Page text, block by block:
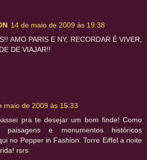
14 de maio de 2009 às 19:38
AMO PARIS E NY, RECORDAR É VIVER,
DE VIAJAR!!
maio de 2009 às 15:33
pra te desejar um bom finde! Como
paisagens e monumentos históricos
no Pepper in Fashion. Torre Eiffel a noite
rsrs